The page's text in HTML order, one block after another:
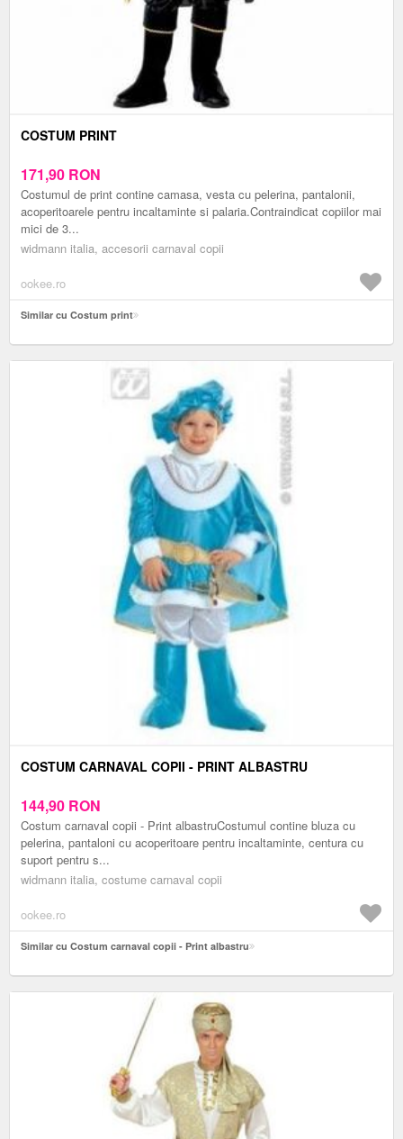
COSTUM PRINT
171,90 RON
Costumul de print contine camasa, vesta cu pelerina, pantalonii,
acoperitoarele pentru incaltaminte si palaria.Contraindicat copiilor mai
mici de 3...
widmann italia, accesorii carnaval copii
ookee.ro
Similar cu Costum print
COSTUM CARNAVAL COPII - PRINT ALBASTRU
144,90 RON
Costum carnaval copii - Print albastruCostumul contine bluza cu
pelerina, pantaloni cu acoperitoare pentru incaltaminte, centura cu
suport pentru s...
widmann italia, costume carnaval copii
ookee.ro
Similar cu Costum carnaval copii - Print albastru